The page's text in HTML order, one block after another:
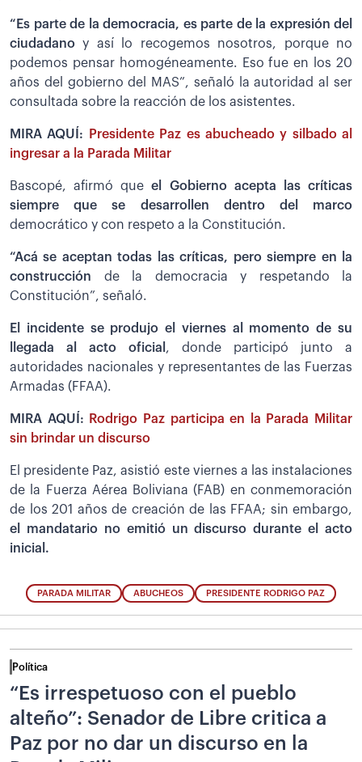
“Es parte de la democracia, es parte de la expresión del
ciudadano y así lo recogemos nosotros, porque no
podemos pensar homogéneamente. Eso fue en los 20
años del gobierno del MAS”, señaló la autoridad al ser
consultada sobre la reacción de los asistentes.
MIRA AQUÍ:
Presidente Paz es abucheado y silbado al
ingresar a la Parada Militar
Bascopé, afirmó que el Gobierno acepta las críticas
siempre que se desarrollen dentro del marco
democrático y con respeto a la Constitución.
“Acá se aceptan todas las críticas, pero siempre en la
construcción de la democracia y respetando la
Constitución”, señaló.
El incidente se produjo el viernes al momento de su
llegada al acto oficial , donde participó junto a
autoridades nacionales y representantes de las Fuerzas
Armadas (FFAA).
MIRA AQUÍ:
Rodrigo Paz participa en la Parada Militar
sin brindar un discurso
El presidente Paz, asistió este viernes a las instalaciones
de la Fuerza Aérea Boliviana (FAB) en conmemoración
de los 201 años de creación de las FFAA; sin embargo,
el mandatario no emitió un discurso durante el acto
inicial.
PARADA MILITAR ABUCHEOS PRESIDENTE RODRIGO PAZ
Política
“Es irrespetuoso con el pueblo
alteño”: Senador de Libre critica a
Paz por no dar un discurso en la